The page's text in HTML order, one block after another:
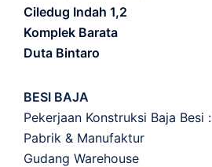
Ciledug Indah 1,2
Komplek Barata
Duta Bintaro
BESI BAJA
Pekerjaan Konstruksi Baja Besi :
Pabrik & Manufaktur
Gudang Warehouse